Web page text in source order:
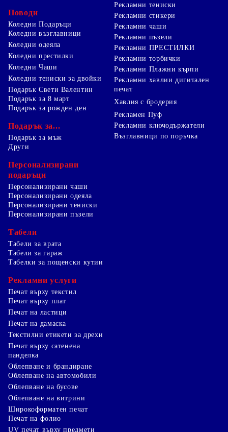
Поводи
Коледни Подаръци
Коледни възглавници
Коледни одеяла
Коледни престилки
Коледни Чаши
Коледни тениски за двойки
Подарък Свети Валентин
Подарък за 8 март
Подарък за рожден ден
Подарък за...
Подарък за мъж
Рекламни тениски
Рекламни стикери
Рекламни чаши
Рекламни пъзели
Рекламни ПРЕСТИЛКИ
Рекламни торбички
Рекламни Плажни кърпи
Рекламни хавлии дигитален
печат
Хавлия с бродерия
Рекламен Пуф
Рекламни ключодържатели
Възглавници по поръчка
Други
Персонализирани
подаръци
Персонализирани чаши
Персонализирани одеяла
Персонализирани тениски
Персонализирани пъзели
Табели
Табели за врата
Табели за гараж
Табелки за пощенски кутии
Рекламни услуги
Печат върху текстил
Печат върху плат
Печат на ластици
Печат на дамаска
Текстилни етикети за дрехи
Печат върху сатенена
панделка
Облепване и брандиране
Облепване на автомобили
Облепване на бусове
Облепване на витрини
Широкоформатен печат
Печат на фолио
UV печат върху предмети